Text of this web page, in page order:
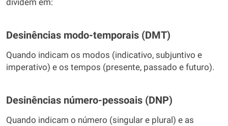
dividem em:
Desinências modo-temporais (DMT)
Quando indicam os modos (indicativo, subjuntivo e
imperativo) e os tempos (presente, passado e futuro).
Desinências número-pessoais (DNP)
Quando indicam o número (singular e plural) e as